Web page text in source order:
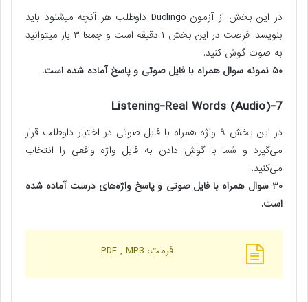
در این بخش از آزمونDuolingo داوطلب
هر آنچه میشنود باید
بنویسد. فرصت در این بخش ۱ دقیقه است و جمعا ۳ بار میتوانید
به صوت گوش کنید.
۵۰ نمونه سوال همراه با فایل صوتی و پاسخ آماده شده است.
7-(Listening-Real Words (Audio
در این بخش ۹ واژه همراه با فایل صوتی در اختیار داوطلب قرار
می‌گیرد و شما با گوش دادن به فایل واژه واقعی را انتخاب
می‌کنید.
۳۰ سوال همراه با فایل صوتی و پاسخ واژه‌های درست آماده شده
است.
فرمت: PDF , MP3